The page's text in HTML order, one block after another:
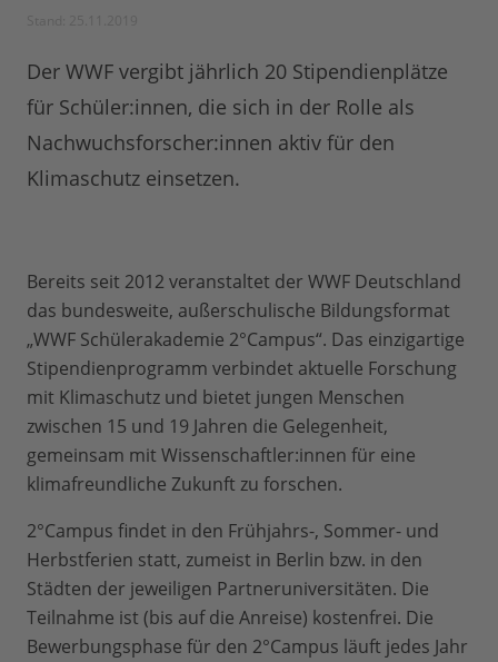
Der WWF vergibt jährlich 20 Stipendienplätze
für Schüler:innen, die sich in der Rolle als
Nachwuchsforscher:innen aktiv für den
Klimaschutz einsetzen.
Bereits seit 2012 veranstaltet der WWF Deutschland
das bundesweite, außerschulische Bildungsformat
„WWF Schülerakademie 2°Campus“. Das einzigartige
Stipendienprogramm verbindet aktuelle Forschung
mit Klimaschutz und bietet jungen Menschen
zwischen 15 und 19 Jahren die Gelegenheit,
gemeinsam mit Wissenschaftler:innen für eine
klimafreundliche Zukunft zu forschen.
2°Campus findet in den Frühjahrs-, Sommer- und
Herbstferien statt, zumeist in Berlin bzw. in den
Städten der jeweiligen Partneruniversitäten. Die
Teilnahme ist (bis auf die Anreise) kostenfrei. Die
Bewerbungsphase für den 2°Campus läuft jedes Jahr